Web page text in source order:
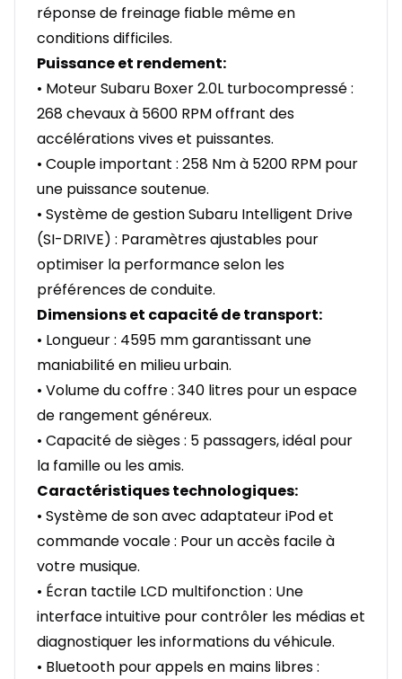
réponse de freinage fiable même en
conditions difficiles.
Puissance et rendement:
• Moteur Subaru Boxer 2.0L turbocompressé :
268 chevaux à 5600 RPM offrant des
accélérations vives et puissantes.
• Couple important : 258 Nm à 5200 RPM pour
une puissance soutenue.
• Système de gestion Subaru Intelligent Drive
(SI-DRIVE) : Paramètres ajustables pour
optimiser la performance selon les
préférences de conduite.
Dimensions et capacité de transport:
• Longueur : 4595 mm garantissant une
maniabilité en milieu urbain.
• Volume du coffre : 340 litres pour un espace
de rangement généreux.
• Capacité de sièges : 5 passagers, idéal pour
la famille ou les amis.
Caractéristiques technologiques:
• Système de son avec adaptateur iPod et
commande vocale : Pour un accès facile à
votre musique.
• Écran tactile LCD multifonction : Une
interface intuitive pour contrôler les médias et
diagnostiquer les informations du véhicule.
• Bluetooth pour appels en mains libres :